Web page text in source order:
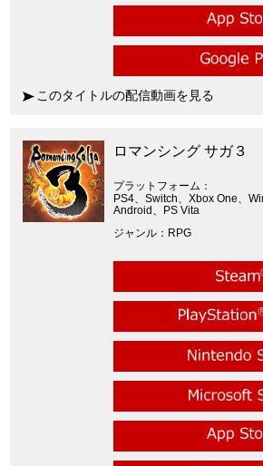
このタイトルの配信動画を見る
ロマンシング サガ３
プラットフォーム
PS4、Switch、Xbox One、
Android、PS Vita
ジャンル
RPG